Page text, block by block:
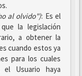
al olvido"): Es el
la legislación
a obtener la
cuando estos ya
para los cuales
Usuario haya